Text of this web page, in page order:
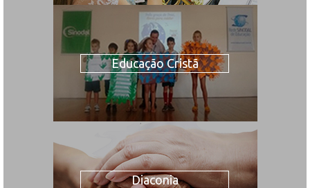
Educação Cristã
Diaconia